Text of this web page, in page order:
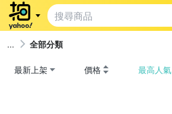
全部分類
最新上架 價格 最高人氣